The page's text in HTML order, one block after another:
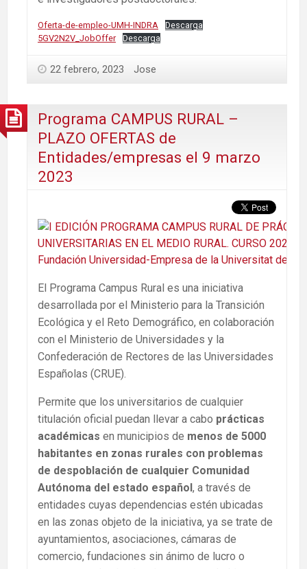
Oferta-de-empleo-UMH-INDRA
Descarga
5GV2N2V_JobOffer
Descarga
22 febrero, 2023 Jose
Programa CAMPUS RURAL –
PLAZO OFERTAS de
Entidades/empresas el 9 marzo
2023
El Programa Campus Rural es una iniciativa
desarrollada por el Ministerio para la Transición
Ecológica y el Reto Demográfico, en colaboración
con el Ministerio de Universidades y la
Confederación de Rectores de las Universidades
Españolas (CRUE).
Permite que los universitarios de cualquier
titulación oficial puedan llevar a cabo prácticas
académicas en municipios de menos de 5000
habitantes en zonas rurales con problemas
de despoblación de cualquier Comunidad
Autónoma del estado español, a través de
entidades cuyas dependencias estén ubicadas
en las zonas objeto de la iniciativa, ya se trate de
ayuntamientos, asociaciones, cámaras de
comercio, fundaciones sin ánimo de lucro o